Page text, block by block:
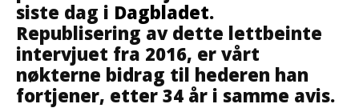
siste dag i Dagbladet.
Republisering av dette lettbeinte
intervjuet fra 2016, er vårt
nøkterne bidrag til hederen han
fortjener, etter 34 år i samme avis.